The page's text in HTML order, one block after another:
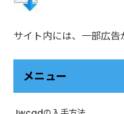
サイト内には、一部広告
メニュー